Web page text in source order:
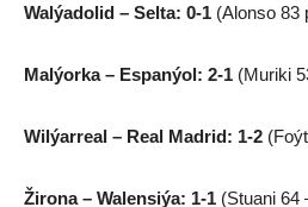
Walýadolid – Selta: 0-1 (Alonso 83
Malýorka – Espanýol: 2-1 (Muriki
Wilýarreal – Real Madrid: 1-2
Žirona – Walensiýa: 1-1 (Stuani 64